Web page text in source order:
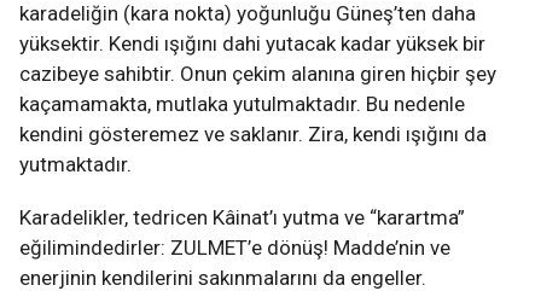
karadeliğin (kara nokta) yoğunluğu Güneş’ten daha
yüksektir. Kendi ışığını dahi yutacak kadar yüksek bir
cazibeye sahibtir. Onun çekim alanına giren hiçbir şey
kaçamamakta, mutlaka yutulmaktadır. Bu nedenle
kendini gösteremez ve saklanır. Zira, kendi ışığını da
yutmaktadır.
Karadelikler, tedricen Kâinat’ı yutma ve “karartma”
eğilimindedirler: ZULMET’e dönüş! Madde’nin ve
enerjinin kendilerini sakınmalarını da engeller.